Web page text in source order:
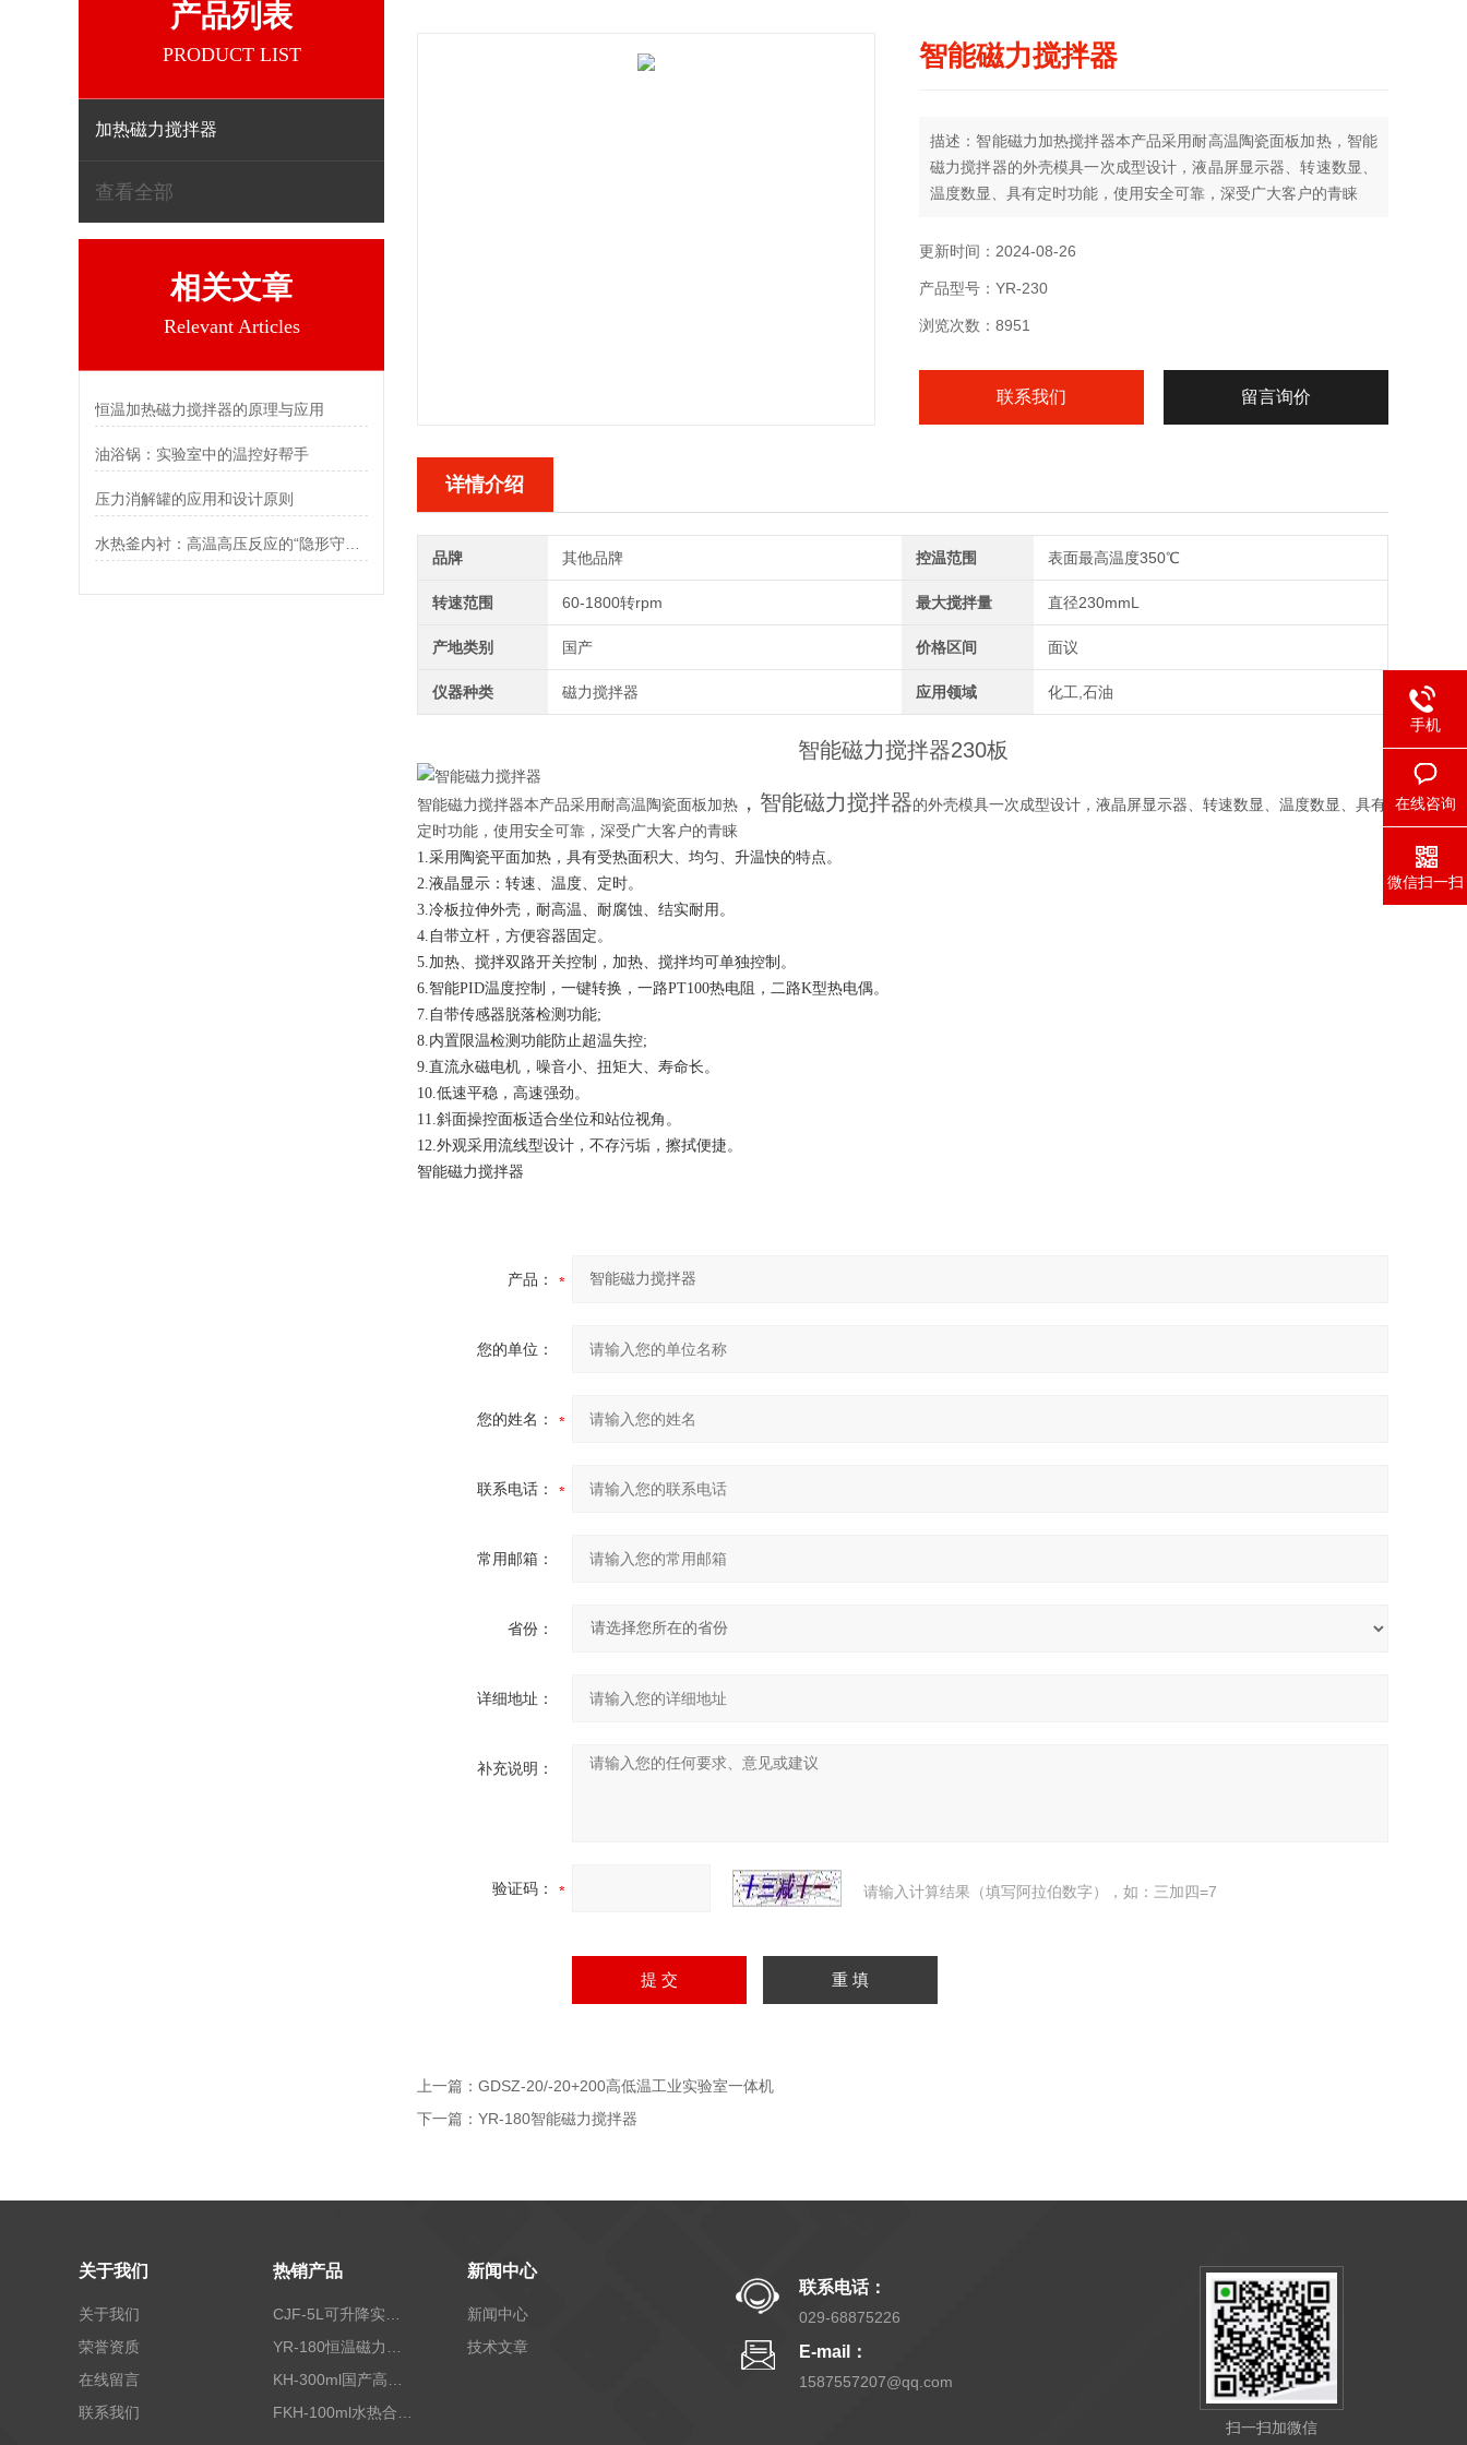
智能磁力搅拌器
描述：智能磁力加热搅拌器本产品采用耐高温陶瓷面板加热，智能
磁力搅拌器的外壳模具一次成型设计，液晶屏显示器、转速数显、
温度数显、具有定时功能，使用安全可靠，深受广大客户的青睐
1.采用陶瓷平面加热，具有受热面积大、均匀、升温快的特点。
2.液晶显示：转速、温度、定时。
4.自带立杆，方便容器固定。
更新时间：2024-08-26
产品型号：YR-230
浏览次数：8951
联系我们 留言询价
详情介绍
品牌 其他品牌 控温范围 表面最高温度350℃
转速范围 60-1800转rpm 最大搅拌量 直径230mmL
产地类别 国产 价格区间 面议
仪器种类 磁力搅拌器 应用领域 化工,石油
智能磁力搅拌器230板
智能磁力搅拌器本产品采用耐高温陶瓷面板加热 ，智能磁力搅拌器的外壳模具一次成型设计，液晶屏显示器、转速数显、温度数显、具有
定时功能，使用安全可靠，深受广大客户的青睐
1.采用陶瓷平面加热，具有受热面积大、均匀、升温快的特点。
2.液晶显示：转速、温度、定时。
3.冷板拉伸外壳，耐高温、耐腐蚀、结实耐用。
4.自带立杆，方便容器固定。
5.加热、搅拌双路开关控制，加热、搅拌均可单独控制。
6.智能PID温度控制，一键转换，一路PT100热电阻，二路K型热电偶。
7.自带传感器脱落检测功能;
8.内置限温检测功能防止超温失控;
9.直流永磁电机，噪音小、扭矩大、寿命长。
10.低速平稳，高速强劲。
11.斜面操控面板适合坐位和站位视角。
12.外观采用流线型设计，不存污垢，擦拭便捷。
智能磁力搅拌器
产品：
您的单位：
您的姓名：
联系电话：
常用邮箱：
省份：
详细地址：
补充说明：
验证码： 请输入计算结果（填写阿拉伯数字），如：三加四=7
上一篇： GDSZ-20/-20+200高低温工业实验室一体机
下一篇： YR-180智能磁力搅拌器
产品列表
PRODUCT LIST
加热磁力搅拌器
查看全部
相关文章
Relevant Articles
恒温加热磁力搅拌器的原理与应用
油浴锅：实验室中的温控好帮手
压力消解罐的应用和设计原则
关于我们
关于我们
荣誉资质
在线留言
联系我们
热销产品 新闻中心
新闻中心
技术文章
联系电话：
029-68875226
E-mail：
1587557207@qq.com
扫一扫加微信
手机
在线咨询
微信扫一扫